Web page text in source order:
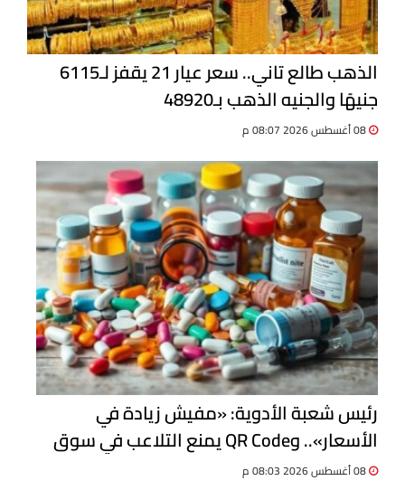
الذهب طالع تاني.. سعر عيار 21 يقفز لـ6115
جنيهًا والجنيه الذهب بـ48920
رئيس شعبة الأدوية: «مفيش زيادة في
الأسعار».. وQR Code يمنع التلاعب في سوق
الدواء